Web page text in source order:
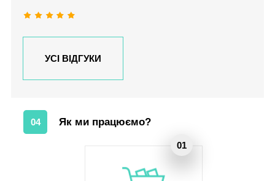
УСІ ВІДГУКИ
04 Як ми працюємо?